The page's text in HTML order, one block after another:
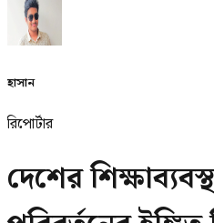
হাসান
রিপোর্টার
দেশের